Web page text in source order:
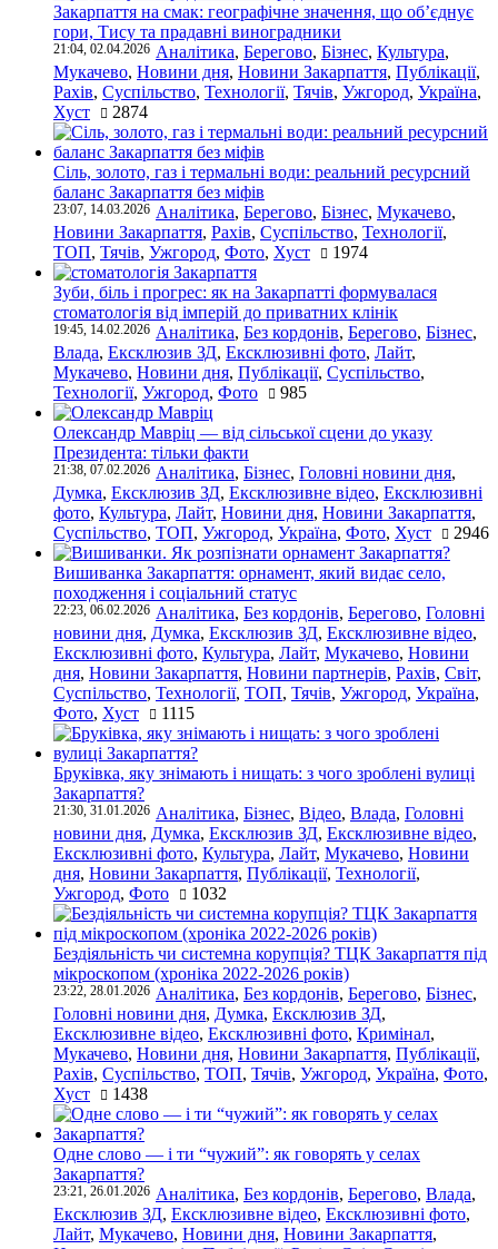
Закарпаття на смак: географічне значення, що об’єднує
гори, Тису та прадавні виноградники
21:04, 02.04.2026 Аналітика, Берегово, Бізнес, Культура,
Мукачево, Новини дня, Новини Закарпаття, Публікації,
Рахів, Суспільство, Технології, Тячів, Ужгород, Україна,
Хуст
2874
Сіль, золото, газ і термальні води: реальний ресурсний
баланс Закарпаття без міфів
23:07, 14.03.2026 Аналітика, Берегово, Бізнес, Мукачево,
Новини Закарпаття, Рахів, Суспільство, Технології,
ТОП, Тячів, Ужгород, Фото, Хуст 1974
Зуби, біль і прогрес: як на Закарпатті формувалася
стоматологія від імперій до приватних клінік
19:45, 14.02.2026 Аналітика, Без кордонів, Берегово, Бізнес,
Влада, Ексклюзив ЗД, Ексклюзивні фото, Лайт,
Мукачево, Новини дня, Публікації, Суспільство,
Технології, Ужгород, Фото 985
Олександр Мавріц — від сільської сцени до указу
Президента: тільки факти
21:38, 07.02.2026 Аналітика, Бізнес, Головні новини дня,
Думка, Ексклюзив ЗД, Ексклюзивне відео, Ексклюзивні
фото, Культура, Лайт, Новини дня, Новини Закарпаття,
Суспільство, ТОП, Ужгород, Україна, Фото, Хуст 2946
Вишиванка Закарпаття: орнамент, який видає село,
походження і соціальний статус
22:23, 06.02.2026 Аналітика, Без кордонів, Берегово, Головні
новини дня, Думка, Ексклюзив ЗД, Ексклюзивне відео,
Ексклюзивні фото, Культура, Лайт, Мукачево, Новини
дня, Новини Закарпаття, Новини партнерів, Рахів, Світ,
Суспільство, Технології, ТОП, Тячів, Ужгород, Україна,
Фото, Хуст 1115
Бруківка, яку знімають і нищать: з чого зроблені вулиці
Закарпаття?
21:30, 31.01.2026 Аналітика, Бізнес, Відео, Влада, Головні
новини дня, Думка, Ексклюзив ЗД, Ексклюзивне відео,
Ексклюзивні фото, Культура, Лайт, Мукачево, Новини
дня, Новини Закарпаття, Публікації, Технології,
Ужгород, Фото 1032
Бездіяльність чи системна корупція? ТЦК Закарпаття під
мікроскопом (хроніка 2022-2026 років)
23:22, 28.01.2026 Аналітика, Без кордонів, Берегово, Бізнес,
Головні новини дня, Думка, Ексклюзив ЗД,
Ексклюзивне відео, Ексклюзивні фото, Кримінал,
Мукачево, Новини дня, Новини Закарпаття, Публікації,
Рахів, Суспільство, ТОП, Тячів, Ужгород, Україна, Фото,
Хуст
1438
Одне слово — і ти “чужий”: як говорять у селах
Закарпаття?
23:21, 26.01.2026 Аналітика, Без кордонів, Берегово, Влада,
Ексклюзив ЗД, Ексклюзивне відео, Ексклюзивні фото,
Лайт, Мукачево, Новини дня, Новини Закарпаття,